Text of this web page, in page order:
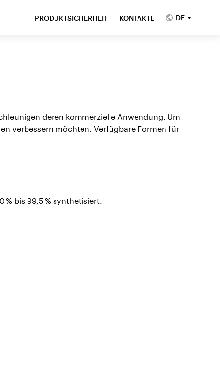
PRODUKTSICHERHEIT KONTAKTE DE
deren kommerzielle Anwendung. Um
verbessern möchten. Verfügbare Formen für
bis 99,5 % synthetisiert.